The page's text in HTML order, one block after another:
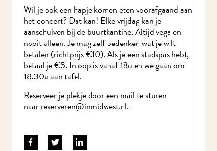
Wil je ook een hapje komen eten voorafgaand aan
het concert? Dat kan! Elke vrijdag kan je
aanschuiven bij de buurtkantine. Altijd vega en
nooit alleen. Je mag zelf bedenken wat je wilt
betalen (richtprijs €10). Als je een stadspas hebt,
betaal je €5. Inloop is vanaf 18u en we gaan om
18:30u aan tafel.
Reserveer je plekje door een mail te sturen
naarreserveren@inmidwest.nl.